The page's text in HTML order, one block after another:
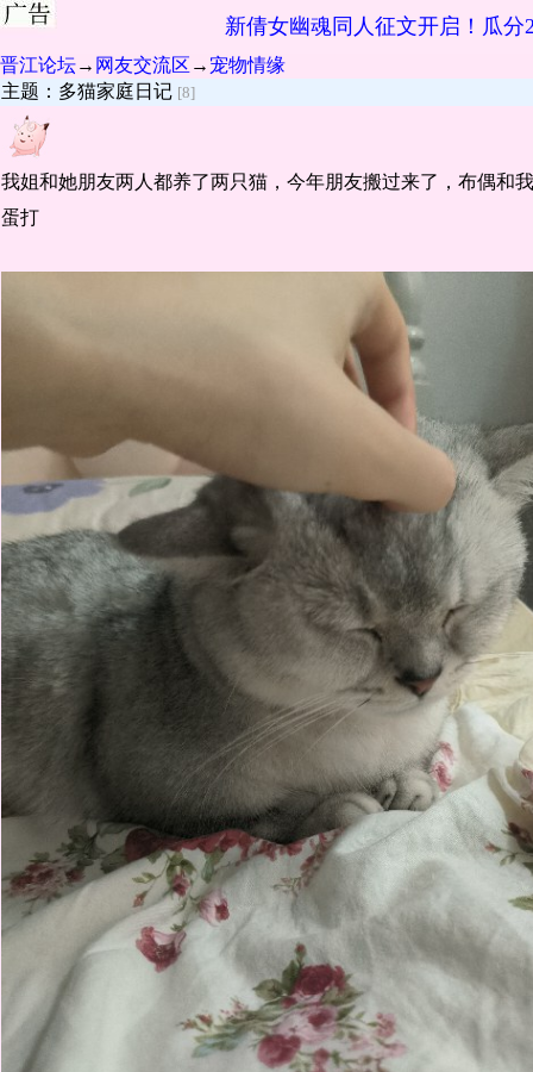
新倩女幽魂同人征文开启！瓜分
晋江论坛→ 网友交流区 → 宠物情缘
主题：多猫家庭日记 [8]
我姐和她朋友两人都养了两只猫，今年朋友搬过来了，布偶和
蛋打